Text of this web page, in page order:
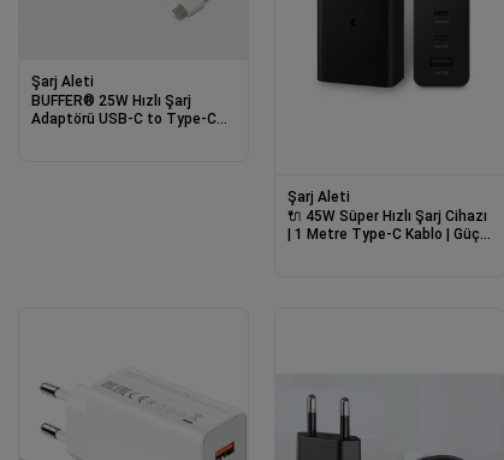
Şarj Aleti
BUFFER® 25W Hızlı Şarj
Adaptörü USB-C to Type-C
Şarj Aleti
🔌 45W Süper Hızlı Şarj Cihazı
| 1 Metre Type-C Kablo | Güçlü